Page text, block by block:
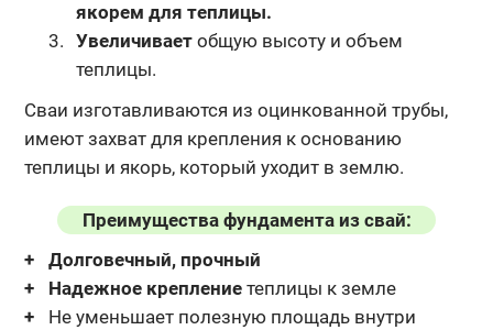
якорем для теплицы.
Увеличиваетобщую высоту и объем
теплицы.
Сваи изготавливаются из оцинкованной трубы,
имеют захват для крепления к основанию
теплицы и якорь, который уходит в землю.
Преимущества фундамента из свай:
Долговечный, прочный
Надежное креплениетеплицы к земле
Не уменьшает полезную площадь внутри